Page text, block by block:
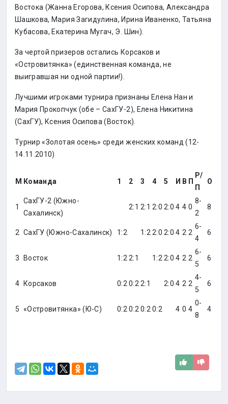
Востока (Жанна Егорова, Ксения Осипова, Александра
Шашкова, Мария Загидулина, Ирина Иваненко, Татьяна
Кубасова, Екатерина Мугач, Э. Шин).
За чертой призеров остались Корсаков и
«Островитянка» (единственная команда, не
выигравшая ни одной партии!).
Лучшими игроками турнира признаны Елена Нан и
Мария Прокопчук (обе – СахГУ-2), Елена Никитина
(СахГУ), Ксения Осипова (Восток).
Турнир «Золотая осень» среди женских команд (12-
14.11.2010)
М Команда 1 2 3 4 5 И В П
Р/
П
О
1
СахГУ-2 (Южно-
Сахалинск)
2:1 2:1 2:0 2:0 4 4 0
8-
2
8
2 СахГУ (Южно-Сахалинск) 1:2 1:2 2:0 2:0 4 2 2
6-
4
6
3 Восток 1:2 2:1 1:2 2:0 4 2 2
6-
5
6
4 Корсаков 0:2 0:2 2:1 2:0 4 2 2
4-
5
6
5 «Островитянка» (Ю-С) 0:2 0:2 0:2 0:2 4 0 4
0-
8
4